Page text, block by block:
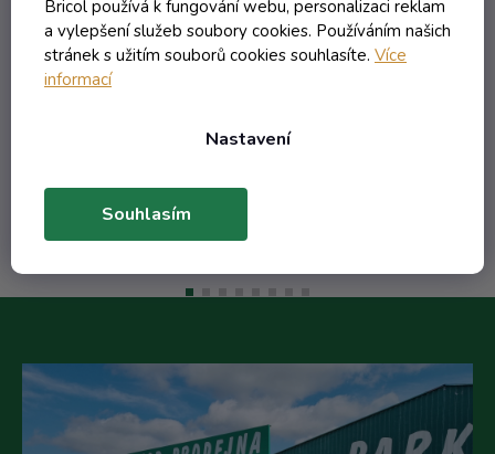
Bricol používá k fungování webu, personalizaci reklam
a vylepšení služeb soubory cookies. Používáním našich
stránek s užitím souborů cookies souhlasíte. Více
informací
Nastavení
Souhlasím
43,32 Kč včetně DPH